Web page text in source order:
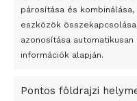
párosítása és kombinálása,
eszközök
azonosítása
információk alapján.
Pontos földrajzi
Megveszi az osztrák
Bricket
A Startup Campus
A Ringo Starr új albummal